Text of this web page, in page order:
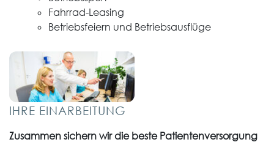
Fahrrad-Leasing
Betriebsfeiern und Betriebsausflüge
IHRE EINARBEITUNG
Zusammen sichern wir die beste Patientenversorgung